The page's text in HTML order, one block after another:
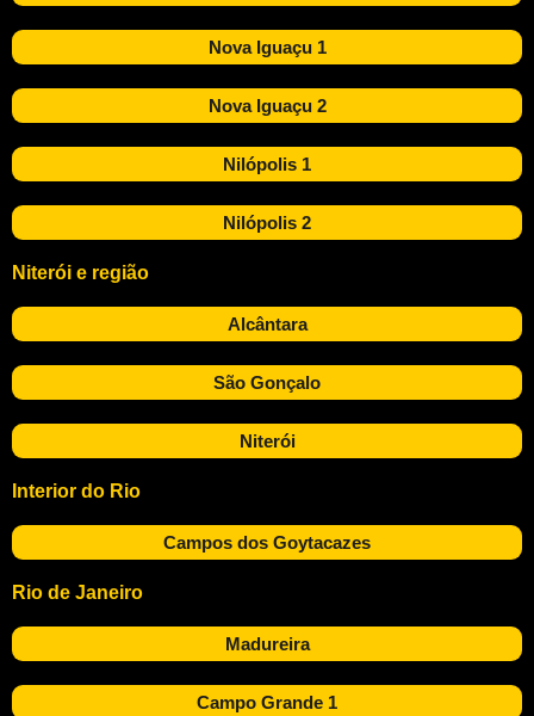
Nova Iguaçu 1
Nova Iguaçu 2
Nilópolis 1
Nilópolis 2
Niterói e região
Alcântara
São Gonçalo
Niterói
Interior do Rio
Campos dos Goytacazes
Rio de Janeiro
Madureira
Campo Grande 1